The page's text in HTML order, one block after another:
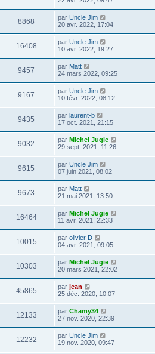
8868 par Uncle Jim
20 avr. 2022, 17:04
16408 par Uncle Jim
10 avr. 2022, 19:27
9457 par Matt
24 mars 2022, 09:25
9167 par Uncle Jim
10 févr. 2022, 08:12
9435 par laurent-b
17 oct. 2021, 21:15
9032 par Michel Jugie
29 sept. 2021, 11:26
9615 par Uncle Jim
07 juin 2021, 08:02
9673 par Matt
21 mai 2021, 13:50
16464 par Michel Jugie
11 avr. 2021, 22:33
10015 par olivier D
04 avr. 2021, 09:05
10303 par Michel Jugie
20 mars 2021, 22:02
45865 par jean
25 déc. 2020, 10:07
12133 par Chamy34
27 nov. 2020, 22:39
12232 par Uncle Jim
19 nov. 2020, 09:47